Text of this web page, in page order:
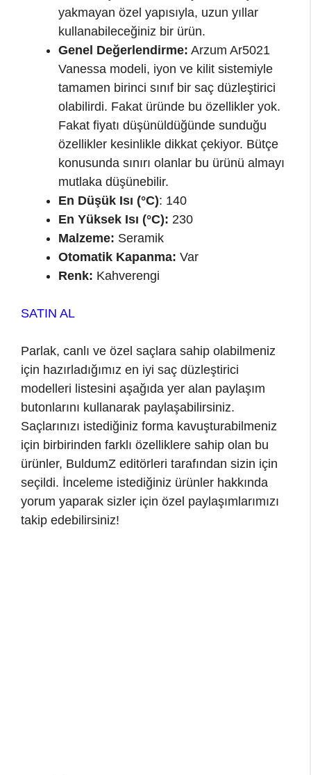
yakmayan özel yapısıyla, uzun yıllar
kullanabileceğiniz bir ürün.
Genel Değerlendirme: Arzum Ar5021
Vanessa modeli, iyon ve kilit sistemiyle
tamamen birinci sınıf bir saç düzleştirici
olabilirdi. Fakat üründe bu özellikler yok.
Fakat fiyatı düşünüldüğünde sunduğu
özellikler kesinlikle dikkat çekiyor. Bütçe
konusunda sınırı olanlar bu ürünü almayı
mutlaka düşünebilir.
En Düşük Isı (°C): 140
En Yüksek Isı (°C): 230
Malzeme: Seramik
Otomatik Kapanma: Var
Renk: Kahverengi
SATIN AL
Parlak, canlı ve özel saçlara sahip olabilmeniz
için hazırladığımız en iyi saç düzleştirici
modelleri listesini aşağıda yer alan paylaşım
butonlarını kullanarak paylaşabilirsiniz.
Saçlarınızı istediğiniz forma kavuşturabilmeniz
için birbirinden farklı özelliklere sahip olan bu
ürünler, BuldumZ editörleri tarafından sizin için
seçildi. İnceleme istediğiniz ürünler hakkında
yorum yaparak sizler için özel paylaşımlarımızı
takip edebilirsiniz!